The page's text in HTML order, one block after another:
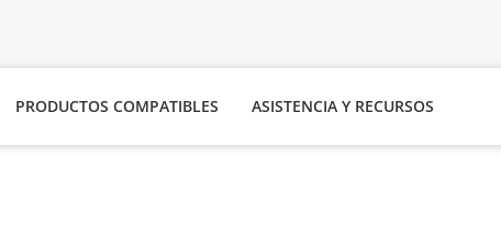
PRODUCTOS COMPATIBLES ASISTENCIA Y RECURSOS